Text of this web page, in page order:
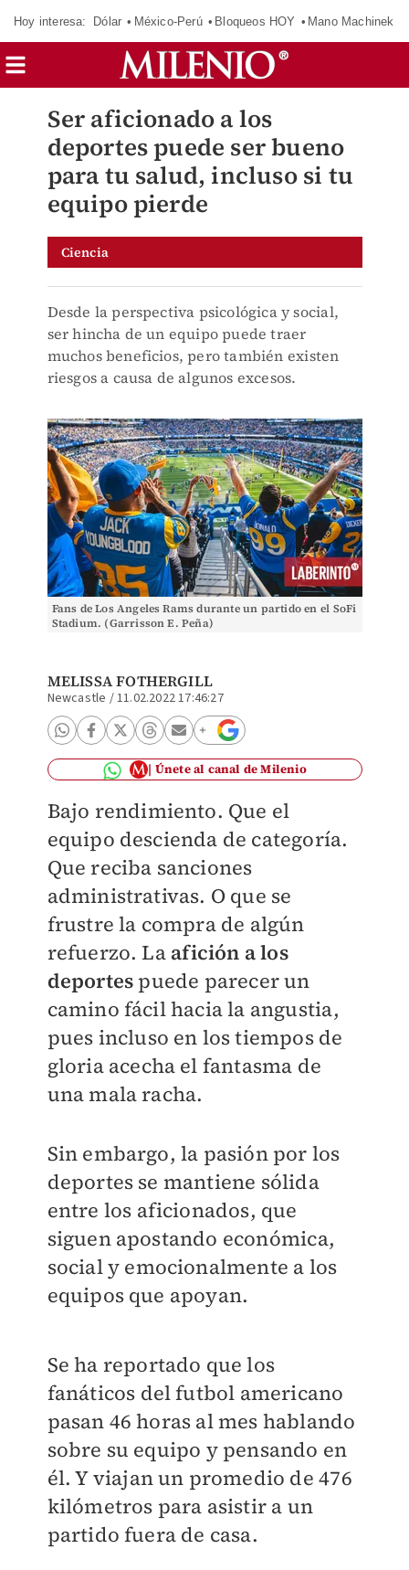
Hoy interesa: Dólar México-Perú Bloqueos HOY Mano Machinek
Ser aficionado a los
deportes puede ser bueno
para tu salud, incluso si tu
equipo pierde
Ciencia
Desde la perspectiva psicológica y social,
ser hincha de un equipo puede traer
muchos beneficios, pero también existen
riesgos a causa de algunos excesos.
Fans de Los Angeles Rams durante un partido en el SoFi
Stadium. (Garrisson E. Peña)
MELISSA FOTHERGILL
Newcastle /11.02.2022 17:46:27
Únete al canal de Milenio
Bajo rendimiento. Que el
equipo descienda de categoría.
Que reciba sanciones
administrativas. O que se
frustre la compra de algún
refuerzo. La afición a los
deportes puede parecer un
camino fácil hacia la angustia,
pues incluso en los tiempos de
gloria acecha el fantasma de
una mala racha.
Sin embargo, la pasión por los
deportes se mantiene sólida
entre los aficionados, que
siguen apostando económica,
social y emocionalmente a los
equipos que apoyan.
Se ha reportado que los
fanáticos del futbol americano
pasan 46 horas al mes hablando
sobre su equipo y pensando en
él. Y viajan un promedio de 476
kilómetros para asistir a un
partido fuera de casa.